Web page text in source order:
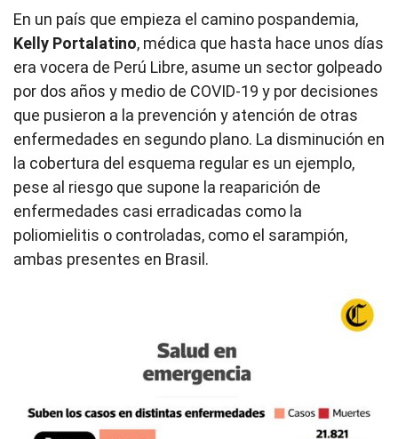
En un país que empieza el camino pospandemia,
Kelly Portalatino, médica que hasta hace unos días
era vocera de Perú Libre, asume un sector golpeado
por dos años y medio de COVID-19 y por decisiones
que pusieron a la prevención y atención de otras
enfermedades en segundo plano. La disminución en
la cobertura del esquema regular es un ejemplo,
pese al riesgo que supone la reaparición de
enfermedades casi erradicadas como la
poliomielitis o controladas, como el sarampión,
ambas presentes en Brasil.